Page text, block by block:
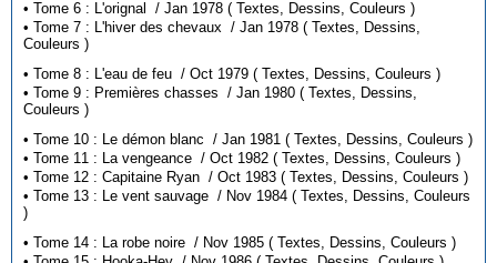
• Tome 6 : L'orignal / Jan 1978 ( Textes, Dessins, Couleurs )
• Tome 7 : L'hiver des chevaux / Jan 1978 ( Textes, Dessins,
Couleurs )
• Tome 8 : L'eau de feu / Oct 1979 ( Textes, Dessins, Couleurs )
• Tome 9 : Premières chasses / Jan 1980 ( Textes, Dessins,
Couleurs )
• Tome 10 : Le démon blanc / Jan 1981 ( Textes, Dessins, Couleurs )
• Tome 11 : La vengeance / Oct 1982 ( Textes, Dessins, Couleurs )
• Tome 12 : Capitaine Ryan / Oct 1983 ( Textes, Dessins, Couleurs )
• Tome 13 : Le vent sauvage / Nov 1984 ( Textes, Dessins, Couleurs
)
• Tome 14 : La robe noire / Nov 1985 ( Textes, Dessins, Couleurs )